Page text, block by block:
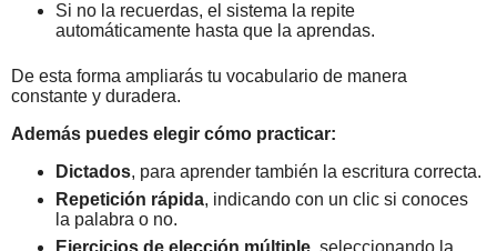
Si no la recuerdas, el sistema la repite
automáticamente hasta que la aprendas.
De esta forma ampliarás tu vocabulario de manera
constante y duradera.
Además puedes elegir cómo practicar:
Dictados, para aprender también la escritura correcta.
Repetición rápida, indicando con un clic si conoces
la palabra o no.
Ejercicios de elección múltiple , seleccionando la